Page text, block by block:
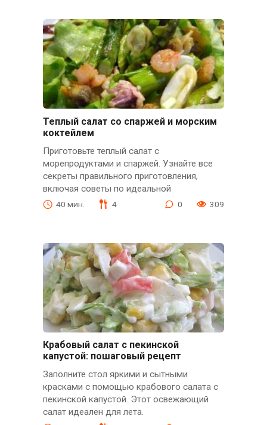
Теплый салат со спаржей и морским
коктейлем
Приготовьте теплый салат с
морепродуктами и спаржей. Узнайте все
секреты правильного приготовления,
включая советы по идеальной
40 мин. 4 0 309
Крабовый салат с пекинской
капустой: пошаговый рецепт
Заполните стол яркими и сытными
красками с помощью крабового салата с
пекинской капустой. Этот освежающий
салат идеален для лета.